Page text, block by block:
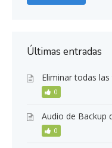
Últimas entradas
Eliminar todas
0
Audio de Backup
0